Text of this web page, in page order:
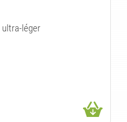
ultra-léger